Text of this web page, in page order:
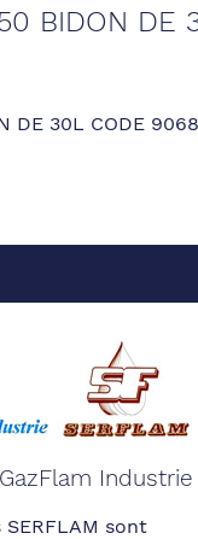
BIDON
DE 30L CODE
Industrie
sont